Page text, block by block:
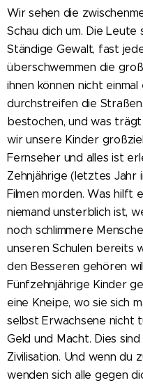
Wir sehen die
Schau dich um. Die
Ständige Gewalt, fast
überschwemmen die
ihnen können nicht
durchstreifen die
bestochen, und was
wir unsere Kinder
Fernseher und alles ist
Zehnjährige (letztes Jahr
Filmen morden. Was hilft
niemand unsterblich ist,
noch schlimmere
unseren Schulen bereits
den Besseren gehören
Fünfzehnjährige Kinder
eine Kneipe, wo sie sich
selbst Erwachsene nicht
Geld und Macht. Dies
Zivilisation. Und wenn du
wenden sich alle gegen